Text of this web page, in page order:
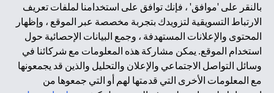
بالنقر على 'موافق' ، فإنك توافق على استخدامنا لملفات تعريف
الارتباط التسويقية لتزويدك بتجربة مخصصة عبر الموقع ، وإظهار
المحتوى والإعلانات المستهدفة ، وجمع البيانات الإحصائية حول
استخدام الموقع. يمكن مشاركة هذه المعلومات مع شركائنا في
وسائل التواصل الاجتماعي والإعلان والتحليل والذين قد يجمعونها
مع المعلومات الأخرى التي قدمتها لهم أو التي جمعوها من
أرقام التراخيص 202563 لفرع الوصل في دبي، 531989 لفرع مول
الإمارات في دبي، و CN-1002019 لفرع أبوظبي. هاتف: 4000 311 04.
فرع سيتي بنك إن إيه - الإمارات العربية المتحدة مرخص من مصرف
الإمارات العربية المتحدة المركزي كفرع لبنك أجنبي.
سيتي بنك إن إيه الإمارات العربية المتحدة مرخص من هيئة الأوراق المالية
والسلع في الإمارات العربية المتحدة ("SCA") للقيام بالنشاط المالي لـ أ)